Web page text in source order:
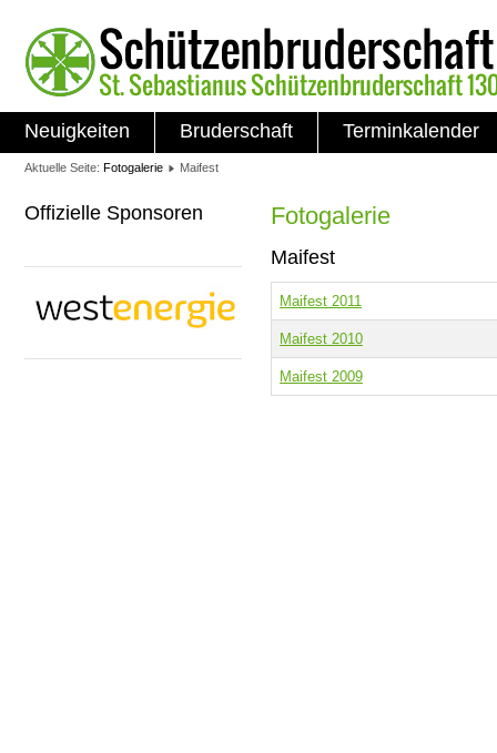
Neuigkeiten Bruderschaft Terminkalender
Aktuelle Seite: Fotogalerie Maifest
Offizielle Sponsoren Fotogalerie
Maifest
Maifest 2011
Maifest 2010
Maifest 2009